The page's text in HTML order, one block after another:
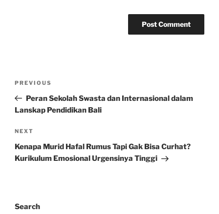
Previous
Post
PREVIOUS
Peran Sekolah Swasta dan Internasional dalam
Lanskap Pendidikan Bali
Next
Post
NEXT
Kenapa Murid Hafal Rumus Tapi Gak Bisa Curhat?
Kurikulum Emosional Urgensinya Tinggi
Search